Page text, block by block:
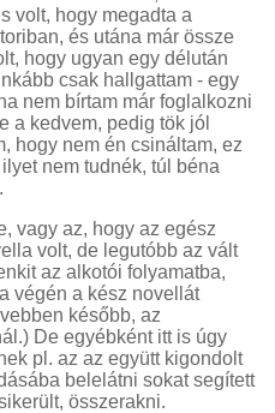
volt, hogy megadta a
és utána már össze
hogy ugyan egy délután
csak hallgattam - egy
nem bírtam már foglalkozni
a kedvem, pedig tök jól
hogy nem én csináltam, ez
nem tudnék, túl béna
vagy az, hogy az egész
volt, de legutóbb az vált
az alkotói folyamatba,
végén a kész novellát
később, az
De egyébként itt is úgy
pl. az az együtt kigondolt
belelátni sokat segített
összerakni.